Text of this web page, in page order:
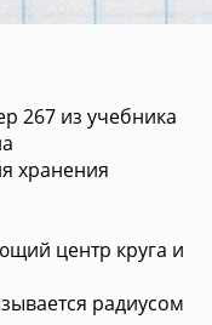
267 из учебника
хранения
центр круга и
радиусом